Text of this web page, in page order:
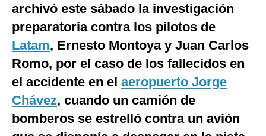
España
Internacional
Tecnología
Club del Suscriptor
Mix
G de Gestión
archivó este sábado la investigación
preparatoria contra los pilotos de
Latam, Ernesto Montoya y Juan Carlos
Romo, por el caso de los fallecidos en
el accidente en el aeropuerto Jorge
Chávez, cuando un camión de
bomberos se estrelló contra un avión